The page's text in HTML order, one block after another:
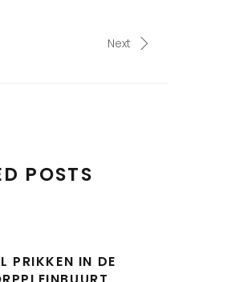
Next
POSTS
PRIKKEN IN DE